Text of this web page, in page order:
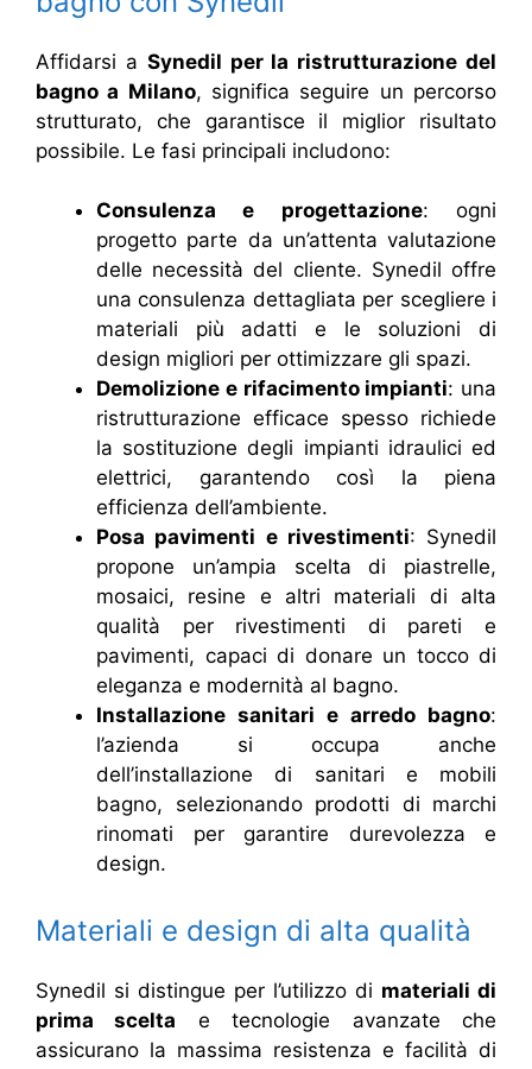
Affidarsi a Synedil per la ristrutturazione del
bagno a Milano, significa seguire un percorso
strutturato, che garantisce il miglior risultato
possibile. Le fasi principali includono:
Consulenza e progettazione: ogni
progetto parte da un’attenta valutazione
delle necessità del cliente. Synedil offre
una consulenza dettagliata per scegliere i
materiali più adatti e le soluzioni di
design migliori per ottimizzare gli spazi.
Demolizione e rifacimento impianti: una
ristrutturazione efficace spesso richiede
la sostituzione degli impianti idraulici ed
elettrici, garantendo così la piena
efficienza dell’ambiente.
Posa pavimenti e rivestimenti: Synedil
propone un’ampia scelta di piastrelle,
mosaici, resine e altri materiali di alta
qualità per rivestimenti di pareti e
pavimenti, capaci di donare un tocco di
eleganza e modernità al bagno.
Installazione sanitari e arredo bagno:
l’azienda si occupa anche
dell’installazione di sanitari e mobili
bagno, selezionando prodotti di marchi
rinomati per garantire durevolezza e
design.
Materiali e design di alta qualità
Synedil si distingue per l’utilizzo di materiali di
prima scelta e tecnologie avanzate che
assicurano la massima resistenza e facilità di